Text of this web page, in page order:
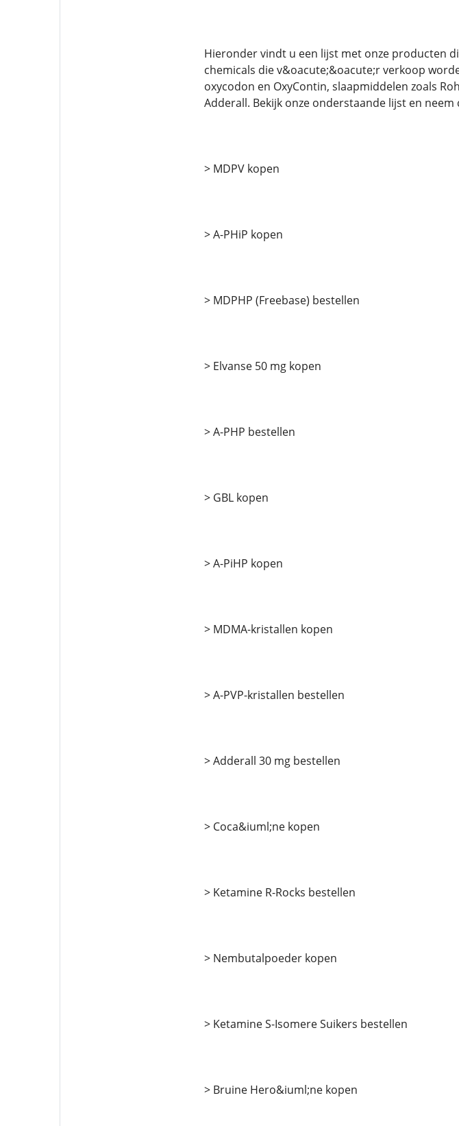
Hieronder vindt u een lijst met onze producten
chemicals die v&oacute;&oacute;r verkoop
oxycodon en OxyContin, slaapmiddelen zoals
Adderall. Bekijk onze onderstaande lijst en
> MDPV kopen
> A-PHiP kopen
> MDPHP (Freebase) bestellen
> Elvanse 50 mg kopen
> A-PHP bestellen
> GBL kopen
> A-PiHP kopen
> MDMA-kristallen kopen
> A-PVP-kristallen bestellen
> Adderall 30 mg bestellen
> Coca&iuml;ne kopen
> Ketamine R-Rocks bestellen
> Nembutalpoeder kopen
> Ketamine S-Isomere Suikers bestellen
> Bruine Hero&iuml;ne kopen